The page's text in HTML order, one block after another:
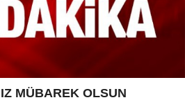
MÜBAREK OLSUN